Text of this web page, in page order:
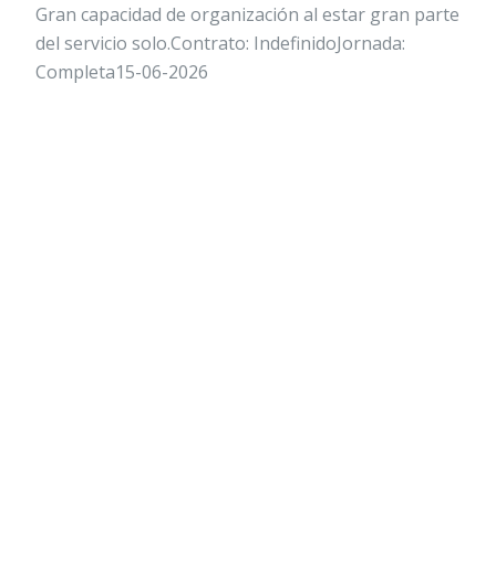
Gran capacidad de organización al estar gran parte
del servicio solo.Contrato: IndefinidoJornada:
Completa15-06-2026